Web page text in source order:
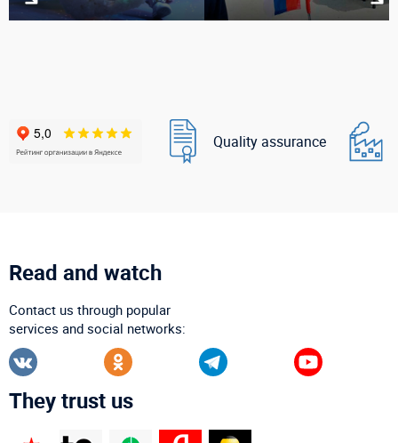
Quality assurance
Read and watch
Contact us through popular
services and social networks:
They trust us